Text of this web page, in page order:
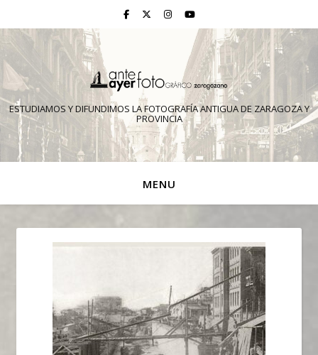
ESTUDIAMOS Y DIFUNDIMOS LA FOTOGRAFÍA ANTIGUA DE ZARAGOZA Y
PROVINCIA
MENU